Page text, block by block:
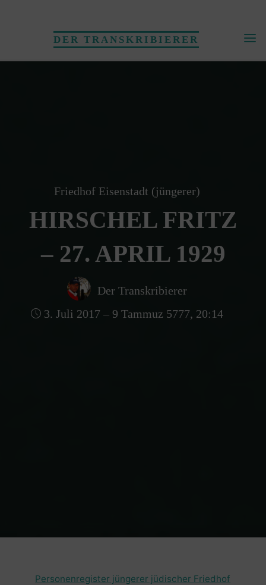
DER TRANSKRIBIERER
Friedhof Eisenstadt (jüngerer)
HIRSCHEL FRITZ
– 27. APRIL 1929
Der Transkribierer
3. Juli 2017 – 9 Tammuz 5777, 20:14
Personenregister jüngerer jüdischer Friedhof